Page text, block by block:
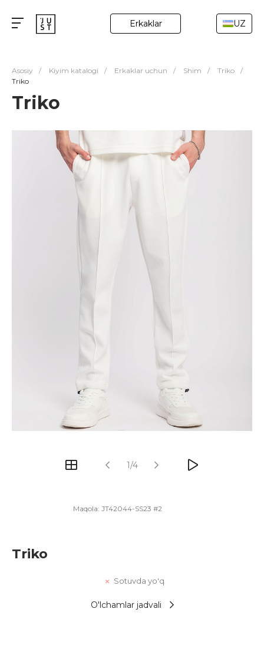
Erkaklar UZ
Asosiy / Kiyim katalogi / Erkaklar uchun / Shim / Triko
/
Triko
Triko
1/4
Maqola: JT42044-SS23 #2
Triko
Sotuvda yo'q
O'lchamlar jadvali